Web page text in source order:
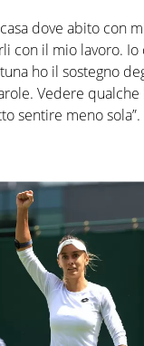
dove abito con
con il mio lavoro. Io
ho il sostegno
Vedere
sentire meno sola”.